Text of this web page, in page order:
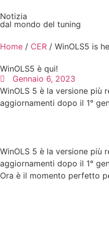
Notizia
dal mondo del tuning
Home / CER / WinOLS5 is
WinOLS5 è qui!
Gennaio 6, 2023
WinOLS 5 è la versione più
aggiornamenti dopo il 1°
WinOLS 5 è la versione più
aggiornamenti dopo il 1°
Ora è il momento perfetto